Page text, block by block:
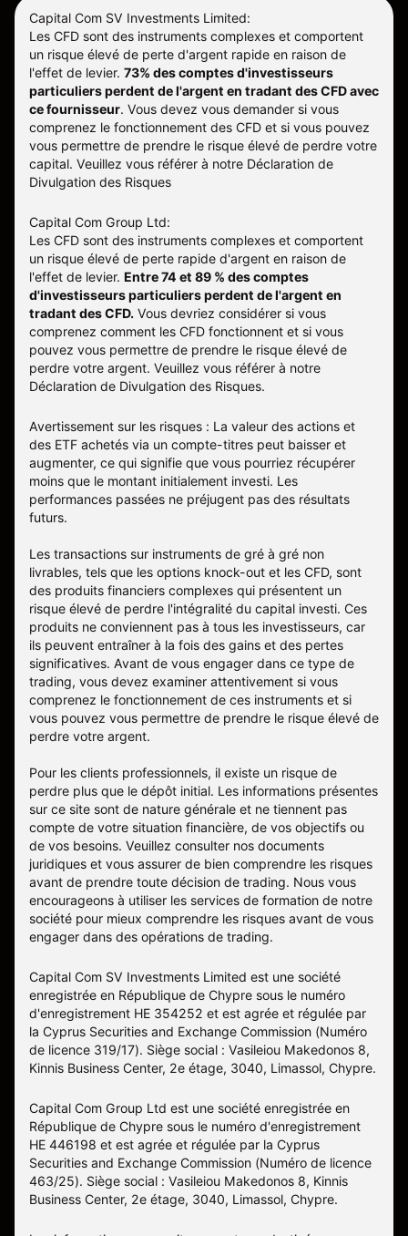
Capital Com SV Investments Limited:
Les CFD sont des instruments complexes et comportent
un risque élevé de perte d'argent rapide en raison de
l'effet de levier. 73% des comptes d'investisseurs
particuliers perdent de l'argent en tradant des CFD avec
ce fournisseur. Vous devez vous demander si vous
comprenez le fonctionnement des CFD et si vous pouvez
vous permettre de prendre le risque élevé de perdre votre
capital. Veuillez vous référer à notre Déclaration de
Divulgation des Risques
Capital Com Group Ltd:
Les CFD sont des instruments complexes et comportent
un risque élevé de perte rapide d'argent en raison de
l'effet de levier. Entre 74 et 89 % des comptes
d'investisseurs particuliers perdent de l'argent en
tradant des CFD. Vous devriez considérer si vous
comprenez comment les CFD fonctionnent et si vous
pouvez vous permettre de prendre le risque élevé de
perdre votre argent. Veuillez vous référer à notre
Déclaration de Divulgation des Risques.
Avertissement sur les risques : La valeur des actions et
des ETF achetés via un compte-titres peut baisser et
augmenter, ce qui signifie que vous pourriez récupérer
moins que le montant initialement investi. Les
performances passées ne préjugent pas des résultats
futurs.
Les transactions sur instruments de gré à gré non
livrables, tels que les options knock-out et les CFD, sont
des produits financiers complexes qui présentent un
risque élevé de perdre l'intégralité du capital investi. Ces
produits ne conviennent pas à tous les investisseurs, car
ils peuvent entraîner à la fois des gains et des pertes
significatives. Avant de vous engager dans ce type de
trading, vous devez examiner attentivement si vous
comprenez le fonctionnement de ces instruments et si
vous pouvez vous permettre de prendre le risque élevé de
perdre votre argent.
Pour les clients professionnels, il existe un risque de
perdre plus que le dépôt initial. Les informations présentes
sur ce site sont de nature générale et ne tiennent pas
compte de votre situation financière, de vos objectifs ou
de vos besoins. Veuillez consulter nos documents
juridiques et vous assurer de bien comprendre les risques
avant de prendre toute décision de trading. Nous vous
encourageons à utiliser les services de formation de notre
société pour mieux comprendre les risques avant de vous
engager dans des opérations de trading.
Capital Com SV Investments Limited est une société
enregistrée en République de Chypre sous le numéro
d'enregistrement HE 354252 et est agrée et régulée par
la Cyprus Securities and Exchange Commission (Numéro
de licence 319/17). Siège social : Vasileiou Makedonos 8,
Kinnis Business Center, 2e étage, 3040, Limassol, Chypre.
Capital Com Group Ltd est une société enregistrée en
République de Chypre sous le numéro d'enregistrement
ΗΕ 446198 et est agrée et régulée par la Cyprus
Securities and Exchange Commission (Numéro de licence
463/25). Siège social : Vasileiou Makedonos 8, Kinnis
Business Center, 2e étage, 3040, Limassol, Chypre.